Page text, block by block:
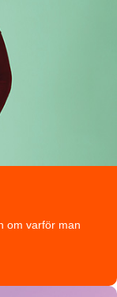
om varför man